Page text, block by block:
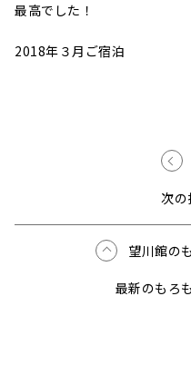
最高でした！
2018年３月ご宿泊
次の
望川館の
最新のもろ